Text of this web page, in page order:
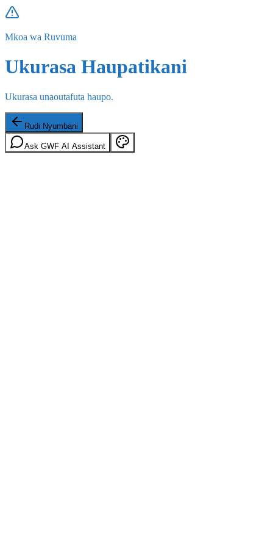
Mkoa wa Ruvuma
Ukurasa Haupatikani
Ukurasa unaoutafuta haupo.
Rudi Nyumbani
Ask GWF AI Assistant